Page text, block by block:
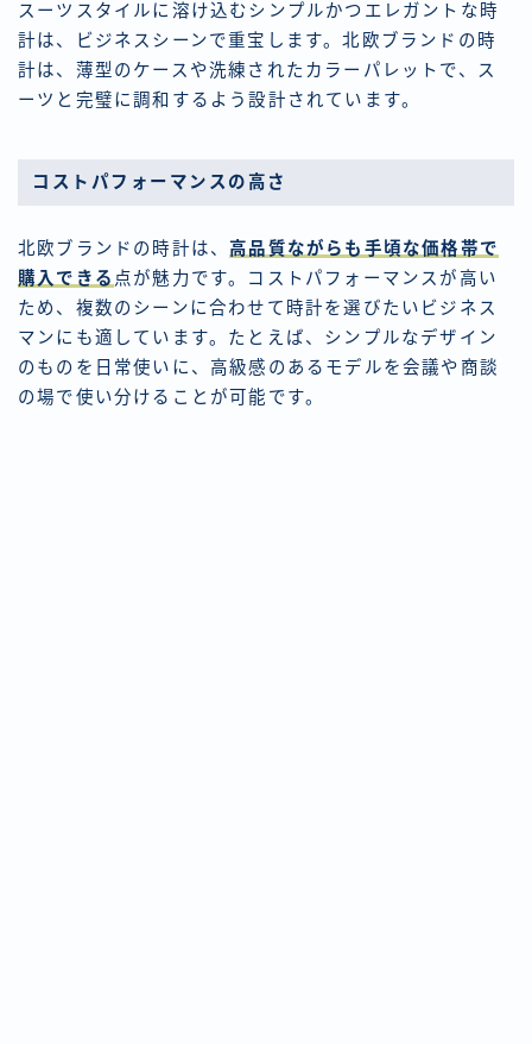
スーツスタイルに溶け込むシンプルかつエレガントな時
計は、ビジネスシーンで重宝します。北欧ブランドの時
計は、薄型のケースや洗練されたカラーパレットで、ス
ーツと完璧に調和するよう設計されています。
コストパフォーマンスの高さ
北欧ブランドの時計は、高品質ながらも手頃な価格帯で
購入できる 点が魅力です。コストパフォーマンスが高い
ため、複数のシーンに合わせて時計を選びたいビジネス
マンにも適しています。たとえば、シンプルなデザイン
のものを日常使いに、高級感のあるモデルを会議や商談
の場で使い分けることが可能です。